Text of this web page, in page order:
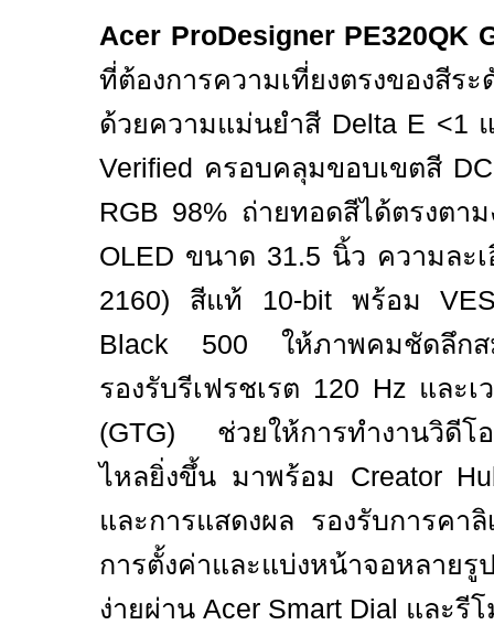
Acer ProDesigner PE320QK
ที่ต้องการความเที่ยงตรงของสี
ด้วยความแม่นยำสี Delta E <1
Verified ครอบคลุมขอบเขตสี
RGB 98% ถ่ายทอดสีได้ตรงตา
OLED ขนาด 31.5 นิ้ว ความละ
2160) สีแท้ 10-bit พร้อม
Black 500 ให้ภาพคมชัดลึกส
รองรับรีเฟรชเรต 120 Hz และ
(GTG) ช่วยให้การทำงานวิดีโ
ไหลยิ่งขึ้น มาพร้อม Creator
และการแสดงผล รองรับการคา
การตั้งค่าและแบ่งหน้าจอหลาย
ง่ายผ่าน Acer Smart Dial และรี